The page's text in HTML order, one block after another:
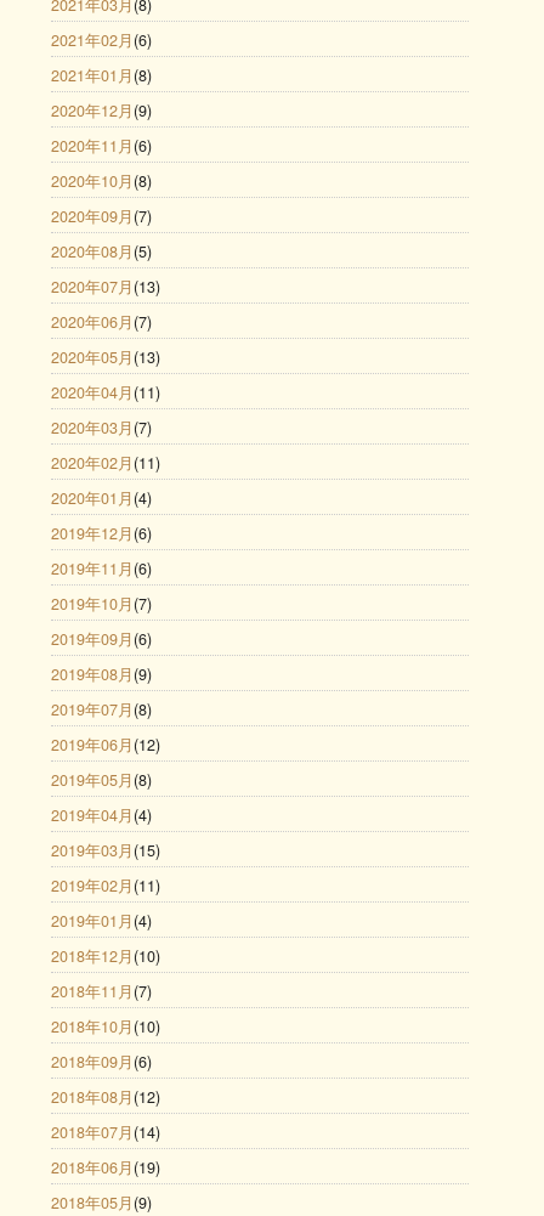
2021年03月 (8)
2021年02月 (6)
2021年01月 (8)
2020年12月 (9)
2020年11月 (6)
2020年10月 (8)
2020年09月 (7)
2020年08月 (5)
2020年07月 (13)
2020年06月 (7)
2020年05月 (13)
2020年04月 (11)
2020年03月 (7)
2020年02月 (11)
2020年01月 (4)
2019年12月 (6)
2019年11月 (6)
2019年10月 (7)
2019年09月 (6)
2019年08月 (9)
2019年07月 (8)
2019年06月 (12)
2019年05月 (8)
2019年04月 (4)
2019年03月 (15)
2019年02月 (11)
2019年01月 (4)
2018年12月 (10)
2018年11月 (7)
2018年10月 (10)
2018年09月 (6)
2018年08月 (12)
2018年07月 (14)
2018年06月 (19)
2018年05月 (9)